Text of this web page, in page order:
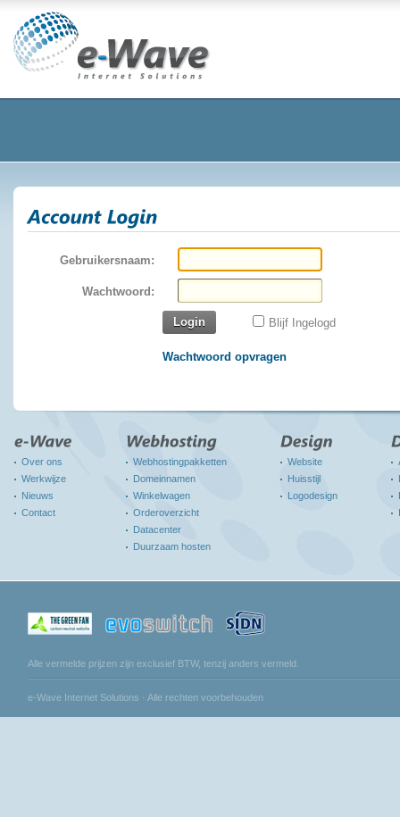
Gebruikersnaam:
Wachtwoord:
Login Blijf Ingelogd
Wachtwoord opvragen
Over ons
Werkwijze
Nieuws
Contact
Webhostingpakketten
Domeinnamen
Winkelwagen
Orderoverzicht
Datacenter
Duurzaam hosten
Website
Huisstijl
Logodesign
Alle vermelde prijzen zijn exclusief BTW, tenzij anders vermeld.
e-Wave Internet Solutions · Alle rechten voorbehouden